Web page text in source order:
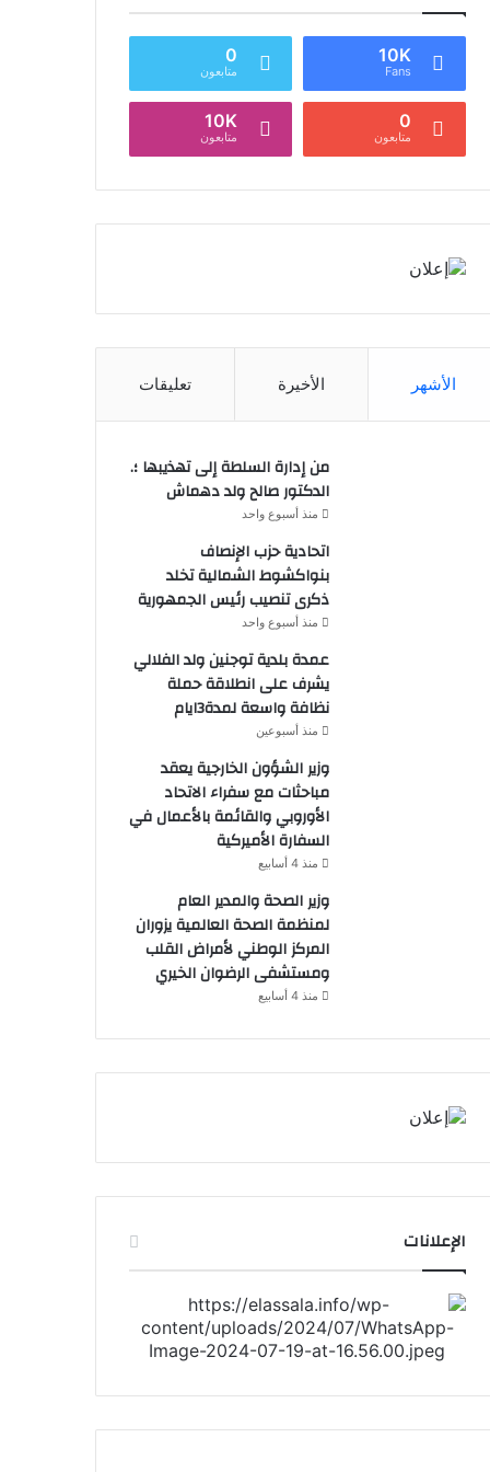
10K
Fans
0
متابعون
0
متابعون
10K
متابعون
الأشهر الأخيرة تعليقات
من إدارة السلطة إلى تهذيبها ؛.
الدكتور صالح ولد دهماش
منذ أسبوع واحد
اتحادية حزب الإنصاف
بنواكشوط الشمالية تخلد
ذكرى تنصيب رئيس الجمهورية
منذ أسبوع واحد
عمدة بلدية توجنين ولد الفلالي
يشرف على انطلاقة حملة
نظافة واسعة لمدة3ايام
منذ أسبوعين
وزير الشؤون الخارجية يعقد
مباحثات مع سفراء الاتحاد
الأوروبي والقائمة بالأعمال في
السفارة الأميركية
منذ 4 أسابيع
وزير الصحة والمدير العام
لمنظمة الصحة العالمية يزوران
المركز الوطني لأمراض القلب
ومستشفى الرضوان الخيري
منذ 4 أسابيع
الإعلانات